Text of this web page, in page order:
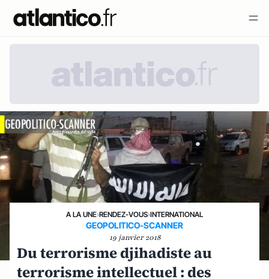
A LA UNE›RENDEZ-VOUS›INTERNATIONAL
GEOPOLITICO-SCANNER
19 janvier 2018
Du terrorisme djihadiste au
terrorisme intellectuel : des